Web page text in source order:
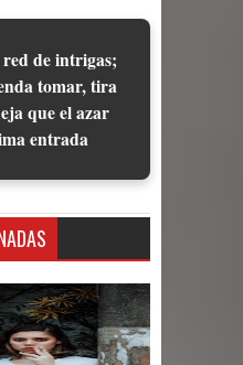
de intrigas;
tomar, tira
que el azar
entrada